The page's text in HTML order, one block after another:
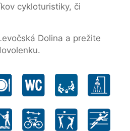
cykloturistiky, či
Dolina a prežite